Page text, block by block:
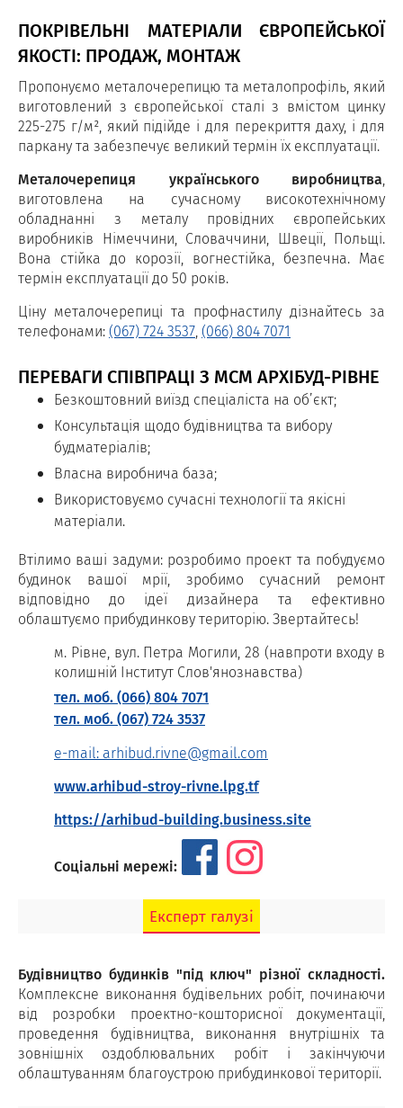
ПОКРІВЕЛЬНІ МАТЕРІАЛИ ЄВРОПЕЙСЬКОЇ
ЯКОСТІ: ПРОДАЖ, МОНТАЖ
Пропонуємо металочерепицю та металопрофіль, який
виготовлений з європейської сталі з вмістом цинку
225-275 г/м², який підійде і для перекриття даху, і для
паркану та забезпечує великий термін їх експлуатації.
Металочерепиця українського виробництва,
виготовлена на сучасному високотехнічному
обладнанні з металу провідних європейських
виробників Німеччини, Словаччини, Швеції, Польщі.
Вона стійка до корозії, вогнестійка, безпечна. Має
термін експлуатації до 50 років.
Ціну металочерепиці та профнастилу дізнайтесь за
телефонами:(067) 724 3537,(066) 804 7071
ПЕРЕВАГИ СПІВПРАЦІ З МСМ АРХІБУД-РІВНЕ
Безкоштовний виїзд спеціаліста на об’єкт;
Консультація щодо будівництва та вибору
будматеріалів;
Власна виробнича база;
Використовуємо сучасні технології та якісні
матеріали.
Втілимо ваші задуми: розробимо проект та побудуємо
будинок вашої мрії, зробимо сучасний ремонт
відповідно до ідеї дизайнера та ефективно
облаштуємо прибудинкову територію. Звертайтесь!
м. Рівне, вул. Петра Могили, 28 (навпроти входу в
колишній Інститут Слов'янознавства)
тел. моб. (066) 804 7071
тел. моб. (067) 724 3537
e-mail: arhibud.rivne@gmail.com
www.arhibud-stroy-rivne.lpg.tf
https://arhibud-building.business.site
Соціальні мережі:
Експерт галузі
Будівництво будинків "під ключ" різної складності.
Комплексне виконання будівельних робіт, починаючи
від розробки проектно-кошторисної документації,
проведення будівництва, виконання внутрішніх та
зовнішніх оздоблювальних робіт і закінчуючи
облаштуванням благоустрою прибудинкової території.